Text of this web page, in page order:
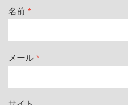
名前 *
メール *